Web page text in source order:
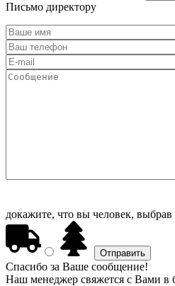
Письмо директору
докажите, что вы человек, выбрав
Спасибо за Ваше сообщение!
Наш менеджер свяжется с Вами в